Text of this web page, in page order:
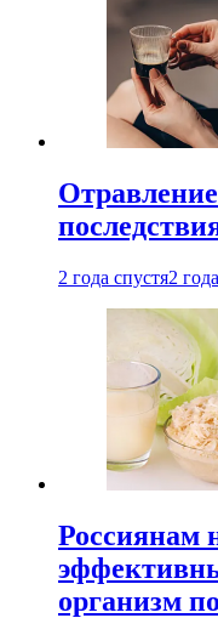
2 года спустя2
Россиянам
организм